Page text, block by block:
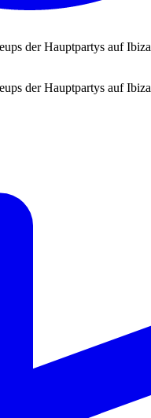
der Hauptpartys auf Ibiza
der Hauptpartys auf Ibiza